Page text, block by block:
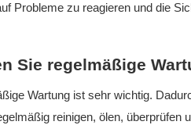
Probleme zu reagieren und die
Sie regelmäßige
Wartung ist sehr wichtig.
reinigen, ölen, überprüfen